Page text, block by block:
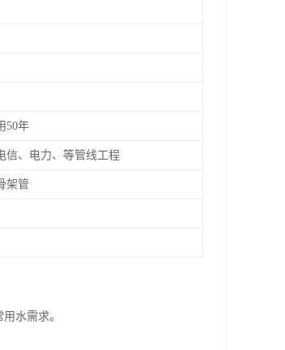
50年
信、电力、等管线工程
架管
水需求。